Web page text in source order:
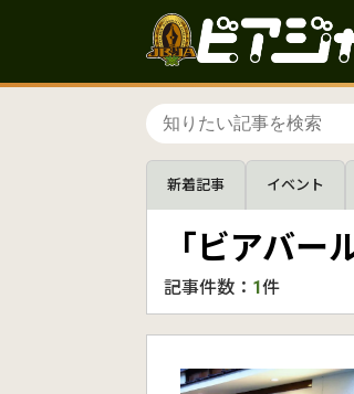
新着記事 イベント
「ビアバー
記事件数： 1件